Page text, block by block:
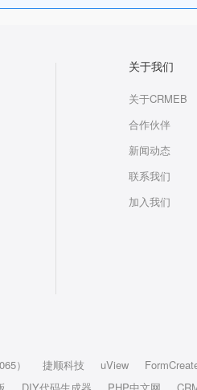
关于我们
关于CRMEB
合作伙伴
新闻动态
联系我们
加入我们
） 捷顺科技 uView
DIY代码生成器 PHP中文网